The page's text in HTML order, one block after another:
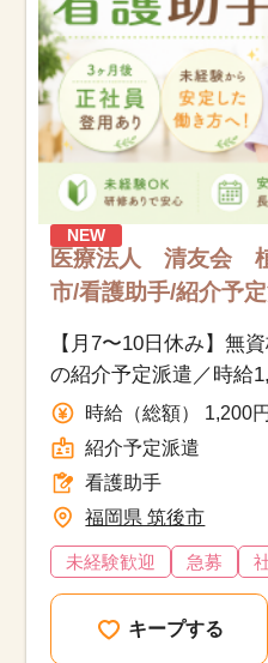
NEW
医療法人 清友会
市/看護助手/紹介予
【月7〜10日休み】無
の紹介予定派遣／時給
時給（総額） 1,200円
紹介予定派遣
看護助手
福岡県 筑後市
未経験歓迎 急募
キープする